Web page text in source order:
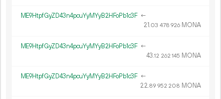
ME9HtpfGyZD43n4pcuYyMYyB2HFoPb1c3F ←
21.03 478 926 MONA
ME9HtpfGyZD43n4pcuYyMYyB2HFoPb1c3F ←
43.12 262 145 MONA
ME9HtpfGyZD43n4pcuYyMYyB2HFoPb1c3F ←
22.89 952 208 MONA